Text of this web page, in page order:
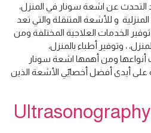
التحدث عن اشعة سونار في المنزل،
و للأشعة المتنقلة والتي تعد
الخدمات العلاجية المختلفة ومن
، وتوفير أطباء بالمنزل،
أنواعها ومن أهمها اشعة سونار
على أيدى أفضل أخصاييّ الأشعة الذين
أشعة السونار Ultrasonography